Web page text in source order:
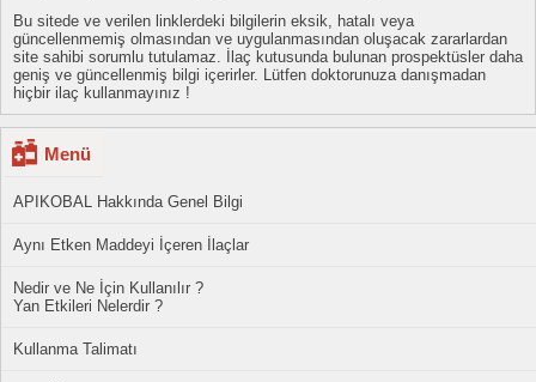
Bu sitede ve verilen linklerdeki bilgilerin eksik, hatalı veya
güncellenmemiş olmasından ve uygulanmasından oluşacak zararlardan
site sahibi sorumlu tutulamaz. İlaç kutusunda bulunan prospektüsler daha
geniş ve güncellenmiş bilgi içerirler. Lütfen doktorunuza danışmadan
hiçbir ilaç kullanmayınız !
Menü
APIKOBAL Hakkında Genel Bilgi
Aynı Etken Maddeyi İçeren İlaçlar
Nedir ve Ne İçin Kullanılır ?
Yan Etkileri Nelerdir ?
Kullanma Talimatı